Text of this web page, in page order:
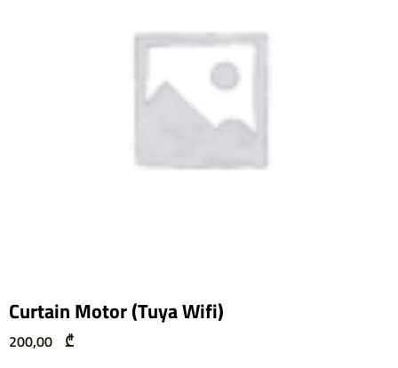
Curtain Motor (Tuya Wifi)
200,00 ₾